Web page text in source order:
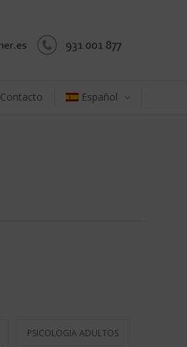
Contacto Español
PSICOLOGIA ADULTOS